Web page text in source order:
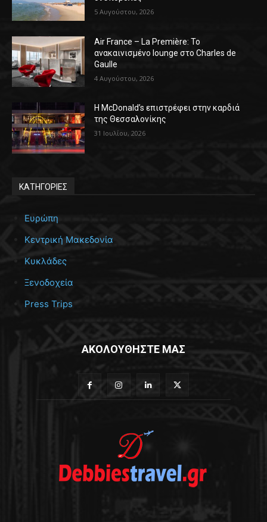
5 Αυγούστου, 2026
Air France – La Première: Το
ανακαινισμένο lounge στο Charles de
Gaulle
4 Αυγούστου, 2026
Η McDonald’s επιστρέφει στην καρδιά
της Θεσσαλονίκης
31 Ιουλίου, 2026
ΚΑΤΗΓΟΡΙΕΣ
Ευρώπη
Κεντρική Μακεδονία
Κυκλάδες
Ξενοδοχεία
Press Trips
ΑΚΟΛΟΥΘΗΣΤΕ ΜΑΣ